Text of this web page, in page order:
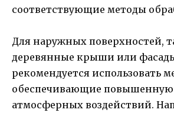
соответствующие методы
Для наружных поверхностей,
деревянные крыши или
рекомендуется использовать
обеспечивающие повышенную
атмосферных воздействий.